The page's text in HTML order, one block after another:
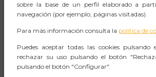
sobre la base de un perfil elaborado a
navegación (por ejemplo, páginas visitadas).
Para más información consulta la política de
Puedes aceptar todas las cookies pulsando
rechazar su uso pulsando el botón
pulsando el botón "Configurar".